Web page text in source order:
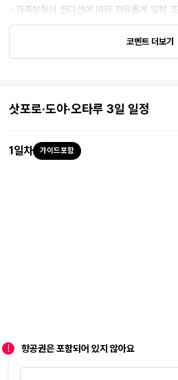
- 가족분들의 컨디션에 따라 자유롭게 일정
코멘트 더보기
삿포로·도야·오타루 3일 일정
1일차 가이드포함
! 항공권은 포함되어 있지 않아요